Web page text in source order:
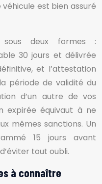
est bien assuré
deux formes :
30 jours et délivrée
et l’attestation
période de validité du
d’un autre de vos
expirée équivaut à ne
mêmes sanctions. Un
15 jours avant
tout oubli.
à connaître